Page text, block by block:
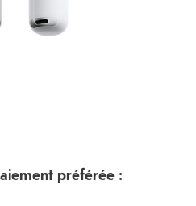
préférée :